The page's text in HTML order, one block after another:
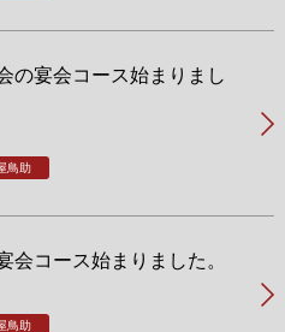
の宴会コース始まりまし
鳥助
会コース始まりました。
鳥助